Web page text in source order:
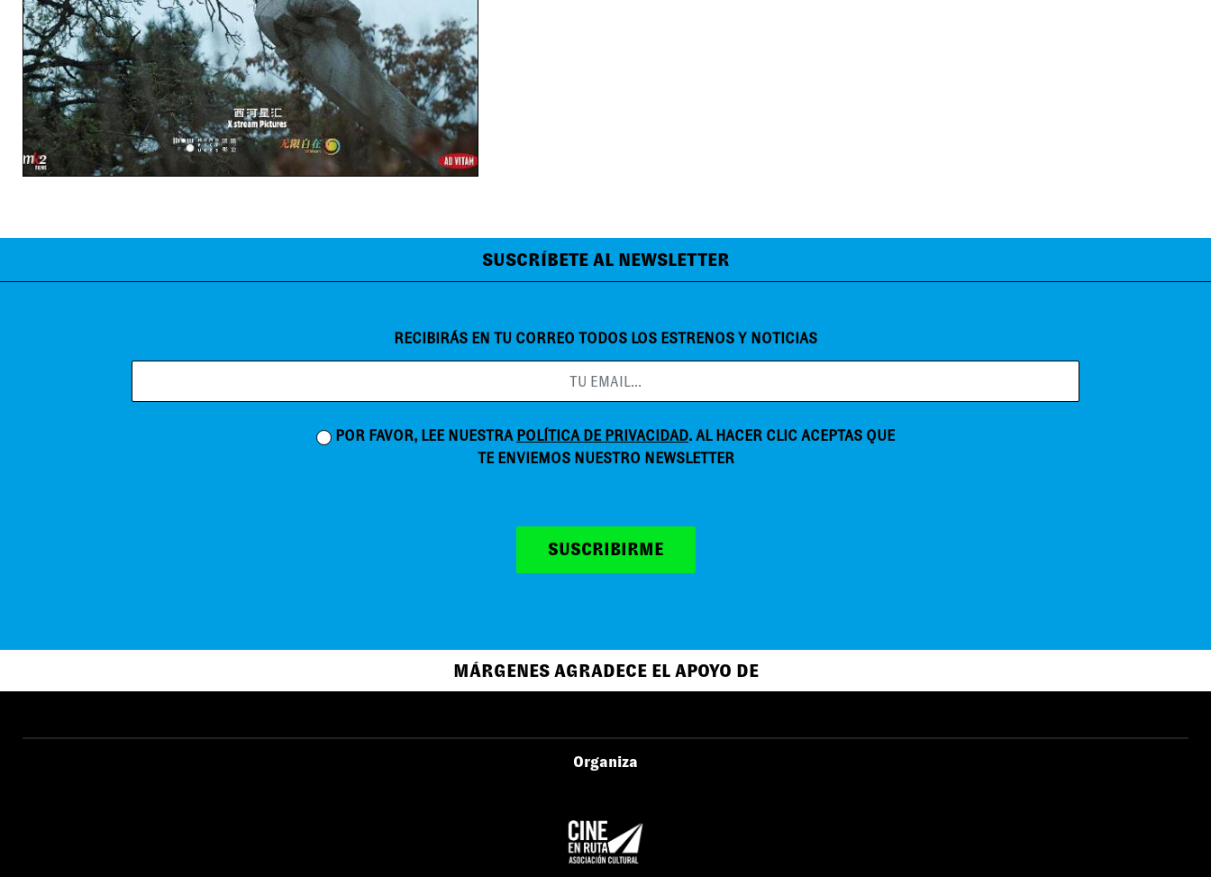
SUSCRÍBETE AL NEWSLETTER
RECIBIRÁS EN TU CORREO TODOS LOS ESTRENOS Y NOTICIAS
POR FAVOR, LEE NUESTRA POLÍTICA DE PRIVACIDAD. AL HACER CLIC ACEPTAS QUE
TE ENVIEMOS NUESTRO NEWSLETTER
SUSCRIBIRME
MÁRGENES AGRADECE EL APOYO DE
Organiza